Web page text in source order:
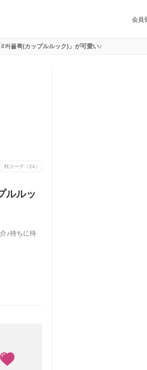
会員
플룩(カップルルック)」が可愛い♪
秋コーデ（24）
ルルッ
♪待ちに待